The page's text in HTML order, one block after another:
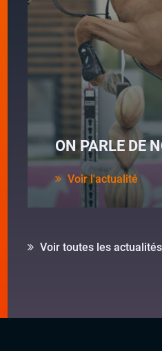
ON PARLE DE
Voir l'actualité
Voir toutes les actualités